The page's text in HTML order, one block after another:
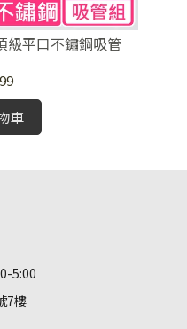
級平口不鏽鋼吸管
車
5:00
7樓